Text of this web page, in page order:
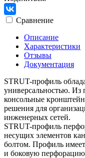
Сравнение
Описание
Характеристики
Отзывы
Документация
STRUT-профиль
универсальностью. Из
консольные
решения для
инженерных сетей.
STRUT-профиль
несущих элементов
болтом. Профиль
и боковую